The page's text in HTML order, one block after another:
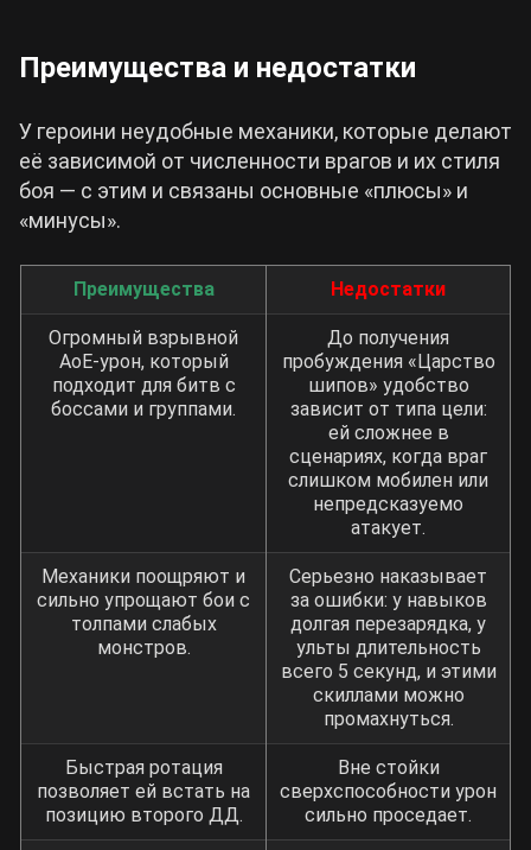
Преимущества и недостатки
У героини неудобные механики, которые делают
её зависимой от численности врагов и их стиля
боя — с этим и связаны основные «плюсы» и
«минусы».
Преимущества Недостатки
Огромный взрывной
АоЕ-урон, который
подходит для битв с
боссами и группами.
До получения
пробуждения «Царство
шипов» удобство
зависит от типа цели:
ей сложнее в
сценариях, когда враг
слишком мобилен или
непредсказуемо
атакует.
Механики поощряют и
сильно упрощают бои с
толпами слабых
монстров.
Серьезно наказывает
за ошибки: у навыков
долгая перезарядка, у
ульты длительность
всего 5 секунд, и этими
скиллами можно
промахнуться.
Быстрая ротация
позволяет ей встать на
позицию второго ДД.
Вне стойки
сверхспособности урон
сильно проседает.